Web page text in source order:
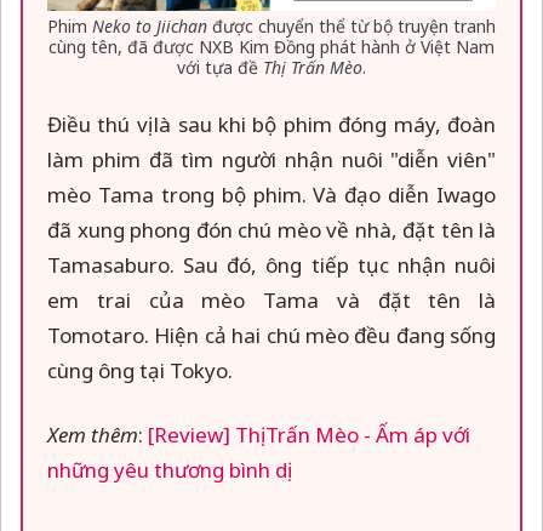
Phim Neko to Jiichan được chuyển thể từ bộ truyện tranh
cùng tên, đã được NXB Kim Đồng phát hành ở Việt Nam
với tựa đề Thị Trấn Mèo.
Điều thú vị là sau khi bộ phim đóng máy, đoàn
làm phim đã tìm người nhận nuôi "diễn viên"
mèo Tama trong bộ phim. Và đạo diễn Iwago
đã xung phong đón chú mèo về nhà, đặt tên là
Tamasaburo. Sau đó, ông tiếp tục nhận nuôi
em trai của mèo Tama và đặt tên là
Tomotaro. Hiện cả hai chú mèo đều đang sống
cùng ông tại Tokyo.
Xem thêm: [Review] Thị Trấn Mèo - Ấm áp với
những yêu thương bình dị